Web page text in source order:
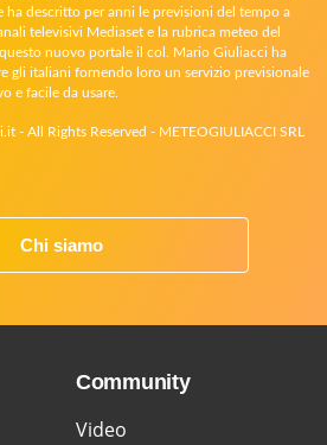
descritto per anni le previsioni del tempo a
televisivi Mediaset e la rubrica meteo del
nuovo portale il col. Mario Giuliacci ha
gli italiani fornendo loro un servizio previsionale
e facile da usare.
- All Rights Reserved - METEOGIULIACCI SRL
Chi siamo
Community
Video